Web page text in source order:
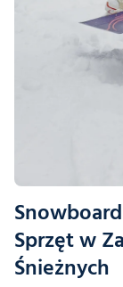
Sprzęt w
Śnieżnych